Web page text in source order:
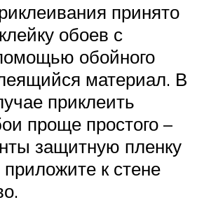
принято
обоев с
обойного
материал. В
приклеить
проще простого –
защитную пленку
к стене